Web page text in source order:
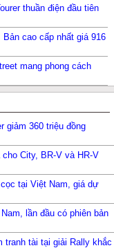
thuần điện đầu tiên
cao cấp nhất giá 916
mang phong cách
giảm 360 triệu đồng
City, BR-V và HR-V
tại Việt Nam, giá dự
lần đầu có phiên bản
tranh tài tại giải Rally khắc